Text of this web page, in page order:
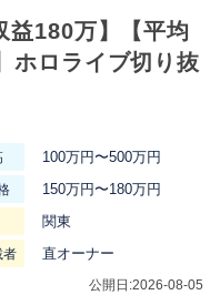
益180万】【平均
ホロライブ切り抜
100万円〜500万円
150万円〜180万円
関東
者 直オーナー
公開日:2026-08-05